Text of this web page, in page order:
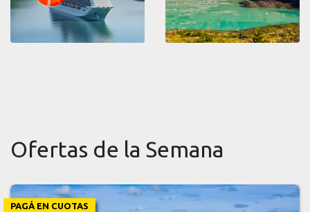
Ofertas de la Semana
PAGÁ EN CUOTAS